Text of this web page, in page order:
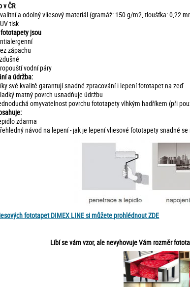
v ČR
a odolný vliesový materiál (gramáž: 150 g/m2, tloušťka: 0,22
tisk
jsou
zápachu
vodní páry
a údržba:
své kvalitě garantují snadné zpracování i lepení fototapet na zeď
matný povrch usnadňuje údržbu
omyvatelnost povrchu fototapety vlhkým hadříkem (při
zdarma
návod na lepení - jak je lepení vliesové fototapety snadné
fototapet DIMEX LINE si můžete prohlédnout ZDE
Líbí se vám vzor, ale nevyhovuje Vám rozměr